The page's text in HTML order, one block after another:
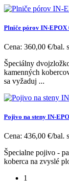
Plniče pórov IN-EPOX
Cena: 360,00 €/bal.
Špeciálny
kamenných
sa vyžaduj ...
Pojivo na steny IN-
Cena: 436,00 €/bal.
Špecialne pojivo -
koberca na zvyslé
1